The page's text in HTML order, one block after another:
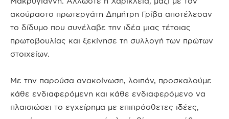
ακούραστο πρωτεργάτη Δημήτρη Γρίβα αποτέλεσαν
το δίδυμο που συνέλαβε την ιδέα μιας τέτοιας
πρωτοβουλίας και ξεκίνησε τη συλλογή των πρώτων
στοιχείων.
Με την παρούσα ανακοίνωση, λοιπόν, προσκαλούμε
κάθε ενδιαφερόμενη και κάθε ενδιαφερόμενο να
πλαισιώσει το εγχείρημα με επιπρόσθετες ιδέες,